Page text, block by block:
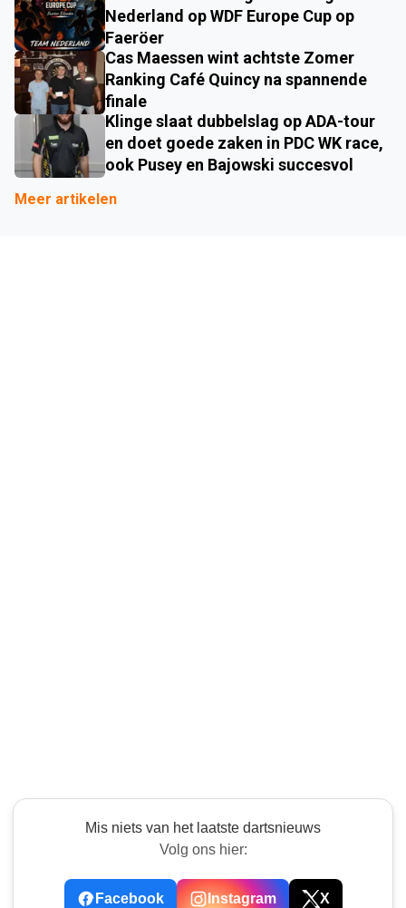
Nederland op WDF Europe Cup op
Faeröer
Cas Maessen wint achtste Zomer
Ranking Café Quincy na spannende
finale
Klinge slaat dubbelslag op ADA-tour
en doet goede zaken in PDC WK race,
ook Pusey en Bajowski succesvol
Meer artikelen
Mis niets van het laatste dartsnieuws
Volg ons hier:
Facebook Instagram X